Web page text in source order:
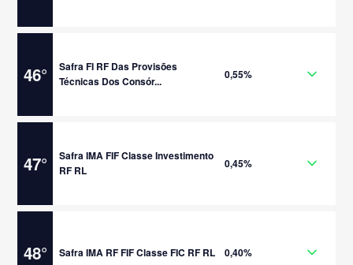
46°
Safra FI RF Das Provisões
Técnicas Dos Consór...
0,55%
47°
Safra IMA FIF Classe Investimento
RF RL
0,45%
48° Safra IMA RF FIF Classe FIC RF RL 0,40%